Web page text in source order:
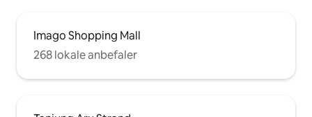
Imago Shopping Mall
268 lokale anbefaler